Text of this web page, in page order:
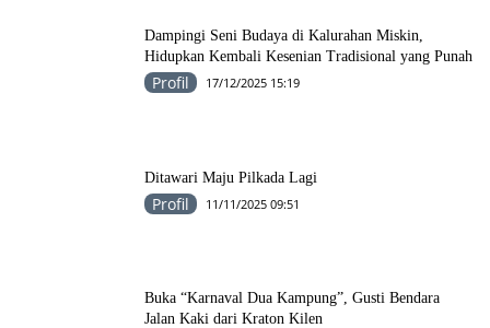
Dampingi Seni Budaya di Kalurahan Miskin,
Hidupkan Kembali Kesenian Tradisional yang Punah
Profil 17/12/2025 15:19
Ditawari Maju Pilkada Lagi
Profil 11/11/2025 09:51
Buka “Karnaval Dua Kampung”, Gusti Bendara
Jalan Kaki dari Kraton Kilen